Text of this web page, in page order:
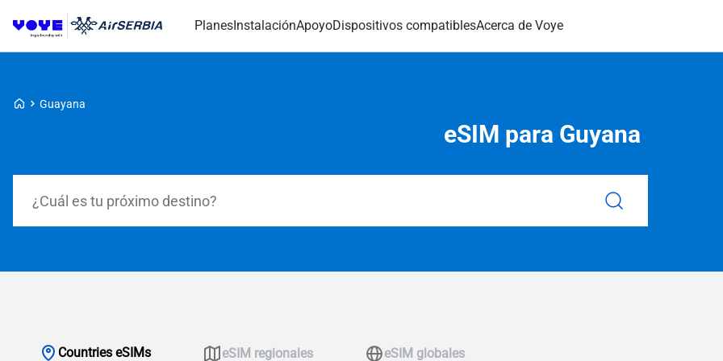
PlanesInstalaciónApoyoDispositivos compatiblesAcerca de Voye
Voye Homepage
Guayana
eSIM para Guyana
Countries eSIMs eSIM regionales eSIM globales